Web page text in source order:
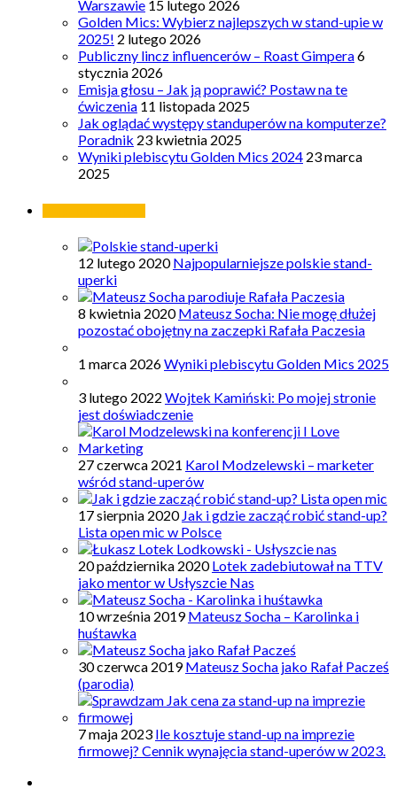
Warszawie 15 lutego 2026
Golden Mics: Wybierz najlepszych w stand-upie w
2025! 2 lutego 2026
Publiczny lincz influencerów – Roast Gimpera6
stycznia 2026
Emisja głosu – Jak ją poprawić? Postaw na te
ćwiczenia 11 listopada 2025
Jak oglądać występy standuperów na komputerze?
Poradnik 23 kwietnia 2025
Wyniki plebiscytu Golden Mics 2024 23 marca
2025
12 lutego 2020 Najpopularniejsze polskie stand-
uperki
8 kwietnia 2020 Mateusz Socha: Nie mogę dłużej
pozostać obojętny na zaczepki Rafała Paczesia
1 marca 2026Wyniki plebiscytu Golden Mics 2025
3 lutego 2022 Wojtek Kamiński: Po mojej stronie
jest doświadczenie
27 czerwca 2021 Karol Modzelewski – marketer
wśród stand-uperów
17 sierpnia 2020 Jak i gdzie zacząć robić stand-up?
Lista open mic w Polsce
20 października 2020 Lotek zadebiutował na TTV
jako mentor w Usłyszcie Nas
10 września 2019 Mateusz Socha – Karolinka i
huśtawka
30 czerwca 2019 Mateusz Socha jako Rafał Pacześ
(parodia)
7 maja 2023 Ile kosztuje stand-up na imprezie
firmowej? Cennik wynajęcia stand-uperów w 2023.